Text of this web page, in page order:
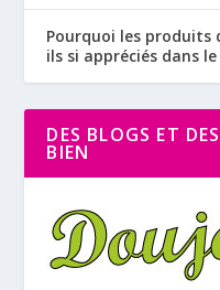
Pourquoi les produits
ils si appréciés dans
DES BLOGS ET
BIEN